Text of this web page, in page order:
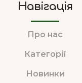
Навігація
Про нас
Категорії
Новинки